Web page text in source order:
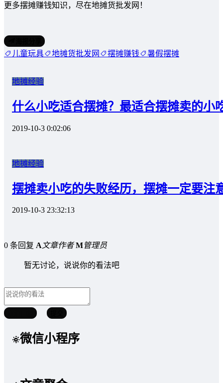
更多摆摊赚钱知识，尽在地摊货批发网！
儿童玩具 地摊货批发网 摆摊赚钱 暑假摆摊
地摊经验
什么小吃适合摆摊？最适合摆摊卖的小
2019-10-3 0:02:06
地摊经验
摆摊卖小吃的失败经历，摆摊一定要注
2019-10-3 23:32:13
0 条回复 A文章作者 M管理员
暂无讨论，说说你的看法吧
微信小程序